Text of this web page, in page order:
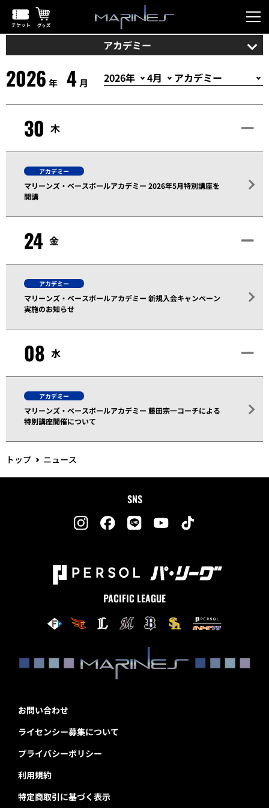
アカデミー
2026 年 4 月
30 木
アカデミー
マリーンズ・ベースボールアカデミー 2026年5月特別講座を
開講
24 金
アカデミー
マリーンズ・ベースボールアカデミー 新規入会キャンペーン
実施のお知らせ
08 水
アカデミー
マリーンズ・ベースボールアカデミー 藤田宗一コーチによる
特別講座開催について
トップ ニュース
SNS
PACIFIC LEAGUE
お問い合わせ
ライセンシー募集について
プライバシーポリシー
利用規約
特定商取引に基づく表示